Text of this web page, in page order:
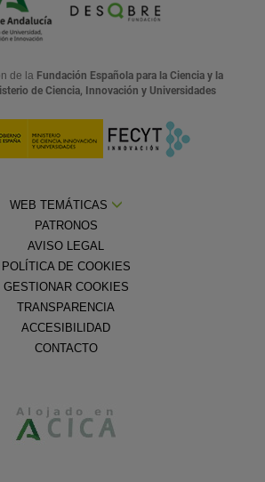
de la Fundación Española para la Ciencia y la
de Ciencia, Innovación y Universidades
WEB TEMÁTICAS
PATRONOS
AVISO LEGAL
POLÍTICA DE COOKIES
GESTIONAR COOKIES
TRANSPARENCIA
ACCESIBILIDAD
CONTACTO